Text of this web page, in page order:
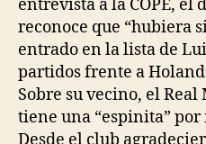
entrevista a la COPE,
reconoce que “hubiera
entrado en la lista de
partidos frente a
Sobre su vecino, el
tiene una “espinita”
Desde el club